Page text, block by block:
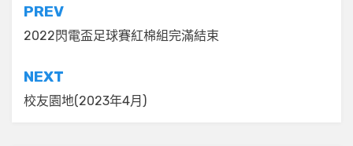
文
章
導
覽
PREV
2022閃電盃足球賽紅棉組完滿結束
NEXT
校友園地(2023年4月)